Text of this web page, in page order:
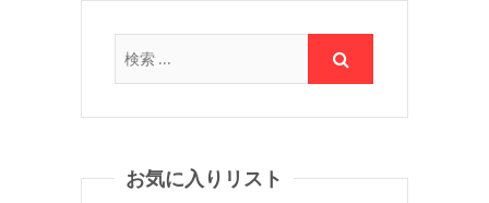
お気に入りリスト